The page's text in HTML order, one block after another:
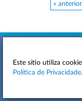
« anterior
Este sítio utiliza
Política de Privacidade.